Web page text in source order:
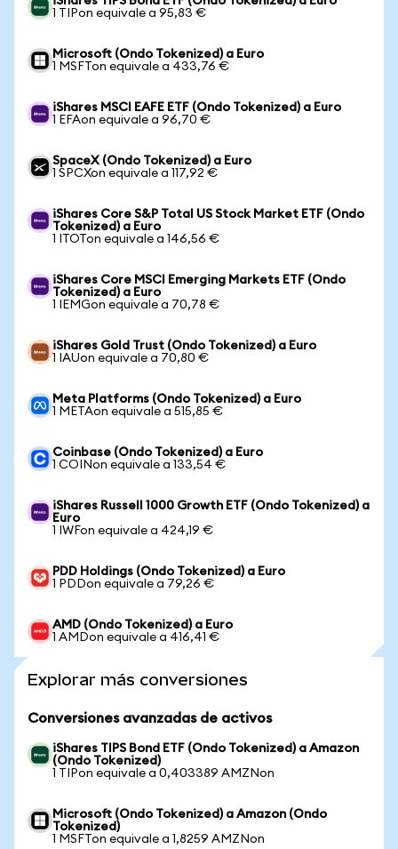
1 TIPon equivale a 95,83 €
Microsoft (Ondo Tokenized) a Euro
1 MSFTon equivale a 433,76 €
iShares MSCI EAFE ETF (Ondo Tokenized) a Euro
1 EFAon equivale a 96,70 €
SpaceX (Ondo Tokenized) a Euro
1 SPCXon equivale a 117,92 €
iShares Core S&P Total US Stock Market ETF (Ondo
Tokenized) a Euro
1 ITOTon equivale a 146,56 €
iShares Core MSCI Emerging Markets ETF (Ondo
Tokenized) a Euro
1 IEMGon equivale a 70,78 €
iShares Gold Trust (Ondo Tokenized) a Euro
1 IAUon equivale a 70,80 €
Meta Platforms (Ondo Tokenized) a Euro
1 METAon equivale a 515,85 €
Coinbase (Ondo Tokenized) a Euro
1 COINon equivale a 133,54 €
iShares Russell 1000 Growth ETF (Ondo Tokenized) a
Euro
1 IWFon equivale a 424,19 €
PDD Holdings (Ondo Tokenized) a Euro
1 PDDon equivale a 79,26 €
AMD (Ondo Tokenized) a Euro
1 AMDon equivale a 416,41 €
Explorar más conversiones
Conversiones avanzadas de activos
iShares TIPS Bond ETF (Ondo Tokenized) a Amazon
(Ondo Tokenized)
1 TIPon equivale a 0,403389 AMZNon
Microsoft (Ondo Tokenized) a Amazon (Ondo
Tokenized)
1 MSFTon equivale a 1,8259 AMZNon